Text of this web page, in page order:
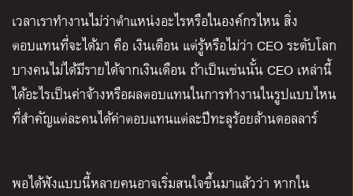
เวลาเราทำงานไม่ว่าตำแหน่งอะไรหรือในองค์กรไหน สิ่ง
ตอบแทนที่จะได้มา คือ เงินเดือน แต่รู้หรือไม่ว่า CEO ระดับโลก
บางคนไม่ได้มีรายได้จากเงินเดือน ถ้าเป็นเช่นนั้น CEO เหล่านี้
ได้อะไรเป็นค่าจ้างหรือผลตอบแทนในการทำงานในรูปแบบไหน
ที่สำคัญแต่ละคนได้ค่าตอบแทนแต่ละปีทะลุร้อยล้านดอลลาร์
พอได้ฟังแบบนี้หลายคนอาจเริ่มสนใจขึ้นมาแล้วว่า หากใน